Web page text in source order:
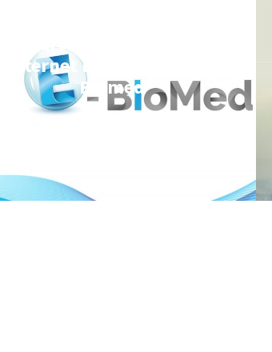
Charte graphique, site
internet E-TeKnologia, E-
Biomed
CRÉATION DE SITE INTERNET